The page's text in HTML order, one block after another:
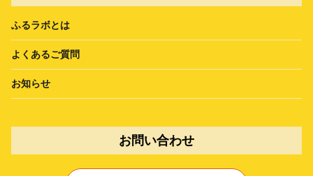
ふるラボとは
よくあるご質問
お知らせ
お問い合わせ